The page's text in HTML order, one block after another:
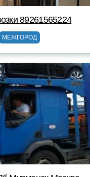
89261565224
МЕЖГОРОД